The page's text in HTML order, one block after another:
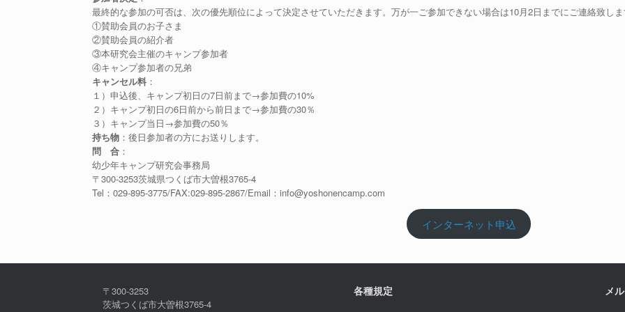
最終的な参加の可否は、次の優先順位によって決定させていただきます。万が一ご参加できない場合は10月2日までにご連絡致し
①賛助会員のお子さま
②賛助会員の紹介者
③本研究会主催のキャンプ参加者
④キャンプ参加者の兄弟
キャンセル料 ：
１）申込後、キャンプ初日の7日前まで→参加費の10%
２）キャンプ初日の6日前から前日まで→参加費の30％
３）キャンプ当日→参加費の50％
持ち物 ：後日参加者の方にお送りします。
問 合 ：
幼少年キャンプ研究会事務局
〒300-3253茨城県つくば市大曽根3765-4
Tel：029-895-3775/FAX:029-895-2867/Email：info@yoshonencamp.com
インターネット申込
〒300-3253
茨城つくば市大曽根3765-4
各種規定 メ